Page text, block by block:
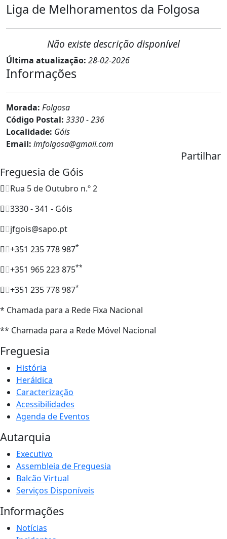
Liga de Melhoramentos da Folgosa
Não existe descrição disponível
Última atualização: 28-02-2026
Informações
Morada: Folgosa
Código Postal: 3330 - 236
Localidade: Góis
Email: lmfolgosa@gmail.com
Partilhar
Freguesia de Góis
Rua 5 de Outubro n.º 2
3330 - 341 - Góis
jfgois@sapo.pt
+351 235 778 987*
+351 965 223 875**
+351 235 778 987*
* Chamada para a Rede Fixa Nacional
** Chamada para a Rede Móvel Nacional
Freguesia
História
Heráldica
Caracterização
Acessibilidades
Agenda de Eventos
Autarquia
Executivo
Assembleia de Freguesia
Balcão Virtual
Serviços Disponíveis
Informações
Notícias